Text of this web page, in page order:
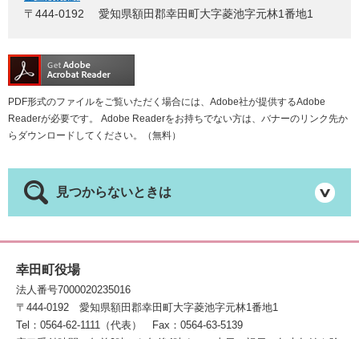
〒444-0192
愛知県額田郡幸田町大字菱池字元林1番地1
PDF形式のファイルをご覧いただく場合には、Adobe社が提供するAdobe
Readerが必要です。
Adobe Readerをお持ちでない方は、バナーのリンク先か
らダウンロードしてください。（無料）
見つからないときは
幸田町役場
法人番号7000020235016
〒444-0192
愛知県額田郡幸田町大字菱池字元林1番地1
Tel：0564-62-1111（代表）
Fax：0564-63-5139